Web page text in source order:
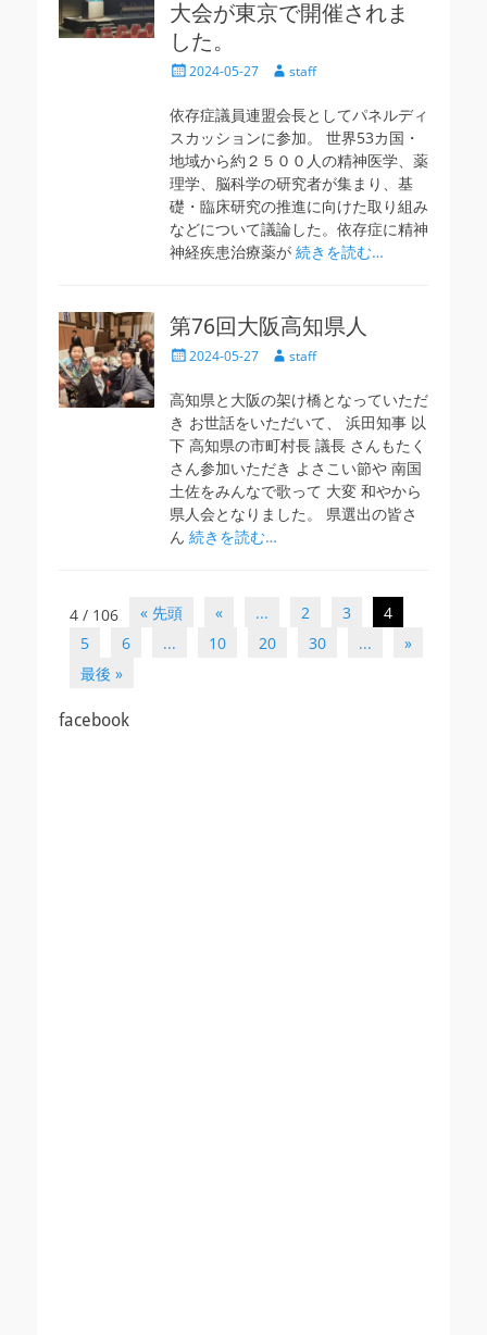
大会が東京で開催されま
した。
投
日
2024-05-27
投
者
staff
依存症議員連盟会長としてパネルディ
スカッションに参加。 世界53カ国・
地域から約２５００人の精神医学、薬
理学、脳科学の研究者が集まり、基
礎・臨床研究の推進に向けた取り組み
などについて議論した。依存症に精神
神経疾患治療薬が 続きを読む…
第76回大阪高知県人
投
日
2024-05-27
投
者
staff
高知県と大阪の架け橋となっていただ
き お世話をいただいて、 浜田知事 以
下 高知県の市町村長 議長 さんもたく
さん参加いただき よさこい節や 南国
土佐をみんなで歌って 大変 和やから
県人会となりました。 県選出の皆さ
ん 続きを読む…
投
ゲ
ー
4 / 106 « 先頭 « ... 2 3
4
5
6 ... 10 20 30 ...
»
最後 »
facebook